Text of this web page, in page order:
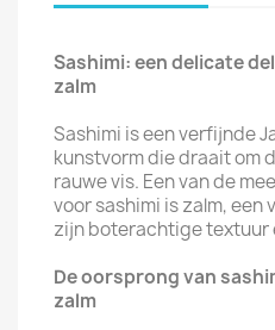
Sashimi: een delicate
zalm
Sashimi is een verfijnde
kunstvorm die draait om
rauwe vis. Een van de
voor sashimi is zalm, een
zijn boterachtige textuur
De oorsprong van
zalm